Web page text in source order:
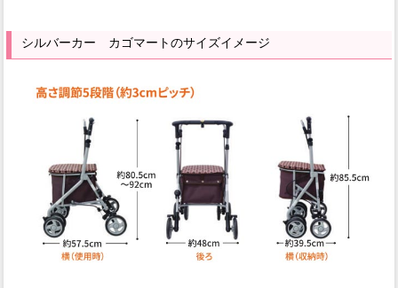
シルバーカー カゴマートのサイズイメージ